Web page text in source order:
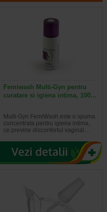
Femiwash Multi-Gyn pentru
curatare si igiena intima, 100…
Multi-Gyn FemiWash este o spuma
concentrata pentru igiena intima,
ce previne disconfortul vaginal…